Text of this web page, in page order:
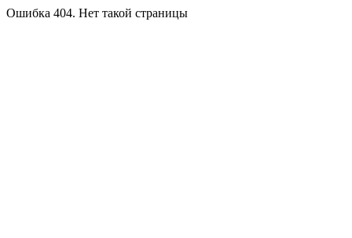
Ошибка 404. Нет такой страницы